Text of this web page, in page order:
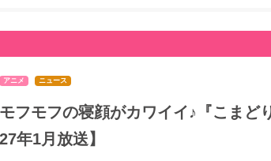
アニメ ニュース
モフモフの寝顔がカワイイ♪『こまど
27年1月放送】